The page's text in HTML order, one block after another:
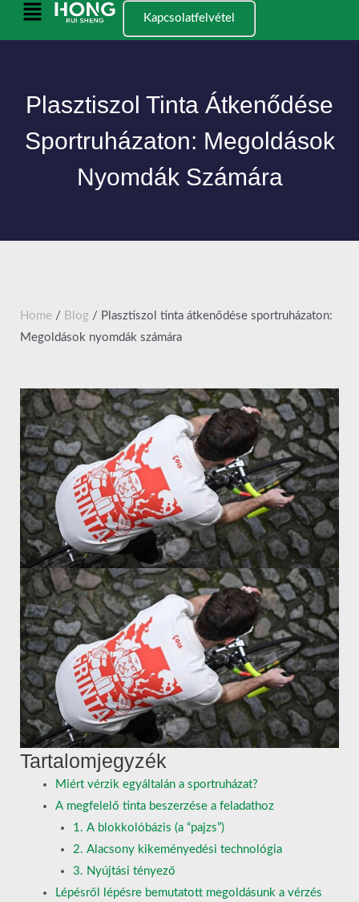
UgrásFőmenü Kapcsolatfelvétel
Plasztiszol Tinta Átkenődése
Sportruházaton: Megoldások
Nyomdák Számára
Home / Blog / Plasztiszol tinta átkenődése sportruházaton:
Megoldások nyomdák számára
Tartalomjegyzék
Miért vérzik egyáltalán a sportruházat?
A megfelelő tinta beszerzése a feladathoz
1. A blokkolóbázis (a “pajzs”)
2. Alacsony kikeményedési technológia
3. Nyújtási tényező
Lépésről lépésre bemutatott megoldásunk a vérzés